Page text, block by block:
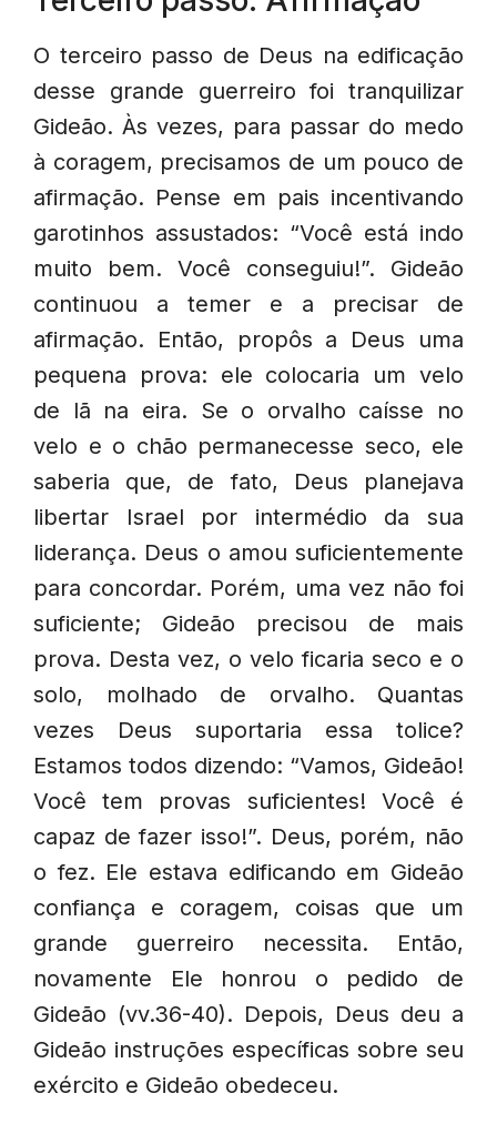
O terceiro passo de Deus na edificação
desse grande guerreiro foi tranquilizar
Gideão. Às vezes, para passar do medo
à coragem, precisamos de um pouco de
afirmação. Pense em pais incentivando
garotinhos assustados: “Você está indo
muito bem. Você conseguiu!”. Gideão
continuou a temer e a precisar de
afirmação. Então, propôs a Deus uma
pequena prova: ele colocaria um velo
de lã na eira. Se o orvalho caísse no
velo e o chão permanecesse seco, ele
saberia que, de fato, Deus planejava
libertar Israel por intermédio da sua
liderança. Deus o amou suficientemente
para concordar. Porém, uma vez não foi
suficiente; Gideão precisou de mais
prova. Desta vez, o velo ficaria seco e o
solo, molhado de orvalho. Quantas
vezes Deus suportaria essa tolice?
Estamos todos dizendo: “Vamos, Gideão!
Você tem provas suficientes! Você é
capaz de fazer isso!”. Deus, porém, não
o fez. Ele estava edificando em Gideão
confiança e coragem, coisas que um
grande guerreiro necessita. Então,
novamente Ele honrou o pedido de
Gideão (vv.36-40). Depois, Deus deu a
Gideão instruções específicas sobre seu
exército e Gideão obedeceu.